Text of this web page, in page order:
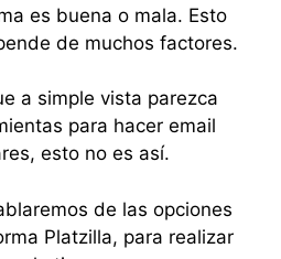
es buena o mala. Esto
de muchos factores.
a simple vista parezca
para hacer email
esto no es así.
de las opciones
Platzilla, para realizar